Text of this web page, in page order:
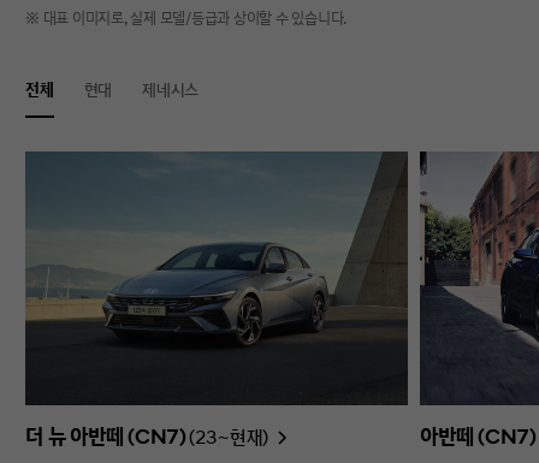
※ 대표 이미지로, 실제 모델/등급과 상이할 수 있습니다.
전체 현대 제네시스
더 뉴 아반떼 (CN7)(23~현재) 아반떼 (CN7)